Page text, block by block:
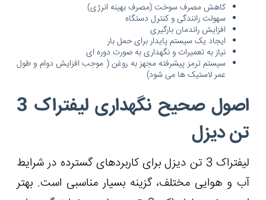
کاهش مصرف سوخت (مصرف بهینه انرژی)
سهولت رانندگی و کنترل دستگاه
افزایش راندمان بارگیری
ایجاد یک سیستم پایدار برای حمل بار
نیاز به تعمیرات و نگهداری به صورت دوره ای
سیستم ترمز پیشرفته مجهز به روغن ( موجب افزایش دوام و طول
عمر لاستیک ها می شود)
اصول صحیح نگهداری لیفتراک 3
تن دیزل
لیفتراک 3 تن دیزل برای کاربردهای گسترده در شرایط
آب و هوایی مختلف، گزینه بسیار مناسبی است. بهتر